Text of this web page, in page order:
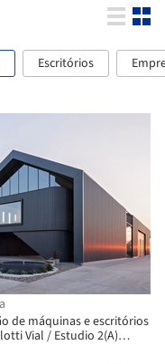
Escritórios
de máquinas e escritórios
Vial / Estudio 2(A)